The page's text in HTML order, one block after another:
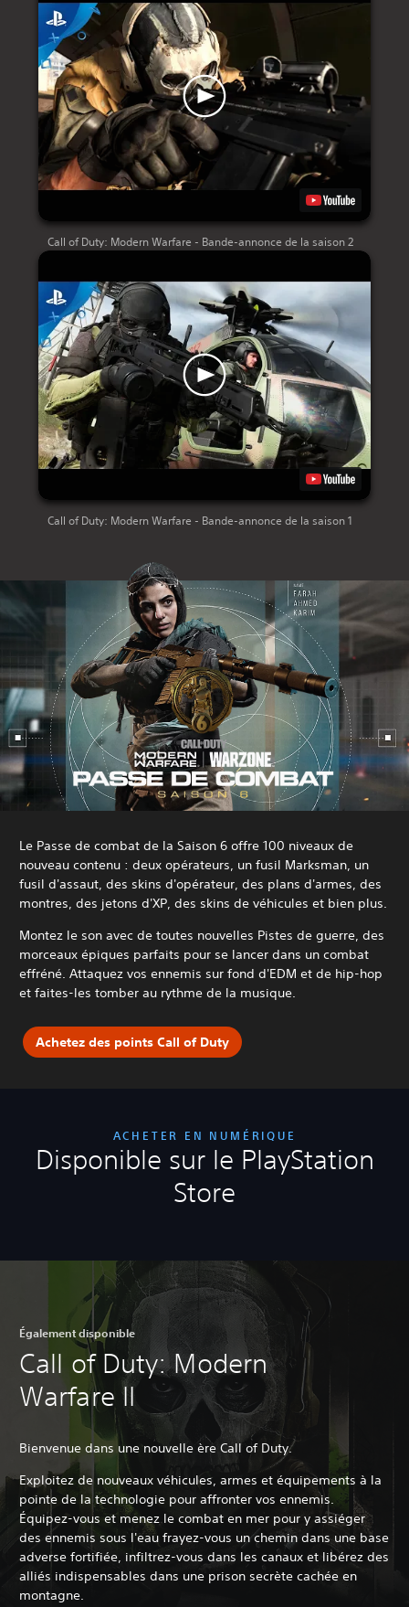
Call of Duty: Modern Warfare - Bande-annonce de la saison 2
Call of Duty: Modern Warfare - Bande-annonce de la saison 1
Le Passe de combat de la Saison 6 offre 100 niveaux de
nouveau contenu : deux opérateurs, un fusil Marksman, un
fusil d'assaut, des skins d'opérateur, des plans d'armes, des
montres, des jetons d'XP, des skins de véhicules et bien plus.
Montez le son avec de toutes nouvelles Pistes de guerre, des
morceaux épiques parfaits pour se lancer dans un combat
effréné. Attaquez vos ennemis sur fond d'EDM et de hip-hop
et faites-les tomber au rythme de la musique.
Achetez des points Call of Duty
ACHETER EN NUMÉRIQUE
Disponible sur le PlayStation
Store
Également disponible
Call of Duty: Modern
Warfare II
Bienvenue dans une nouvelle ère Call of Duty.
Exploitez de nouveaux véhicules, armes et équipements à la
pointe de la technologie pour affronter vos ennemis.
Équipez-vous et menez le combat en mer pour y assiéger
des ennemis sous l'eau frayez-vous un chemin dans une base
adverse fortifiée, infiltrez-vous dans les canaux et libérez des
alliés indispensables dans une prison secrète cachée en
montagne.